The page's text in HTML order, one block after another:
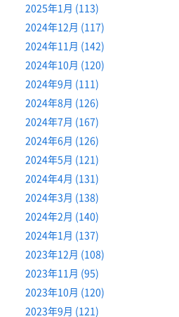
2025年1月 (113)
2024年12月 (117)
2024年11月 (142)
2024年10月 (120)
2024年9月 (111)
2024年8月 (126)
2024年7月 (167)
2024年6月 (126)
2024年5月 (121)
2024年4月 (131)
2024年3月 (138)
2024年2月 (140)
2024年1月 (137)
2023年12月 (108)
2023年11月 (95)
2023年10月 (120)
2023年9月 (121)